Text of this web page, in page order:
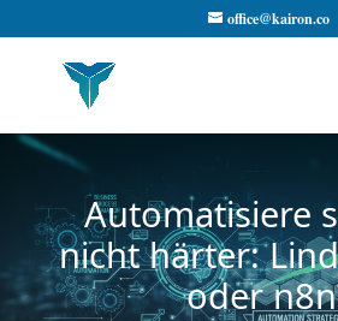
office@kairon.co
Automatisiere
nicht härter:
oder